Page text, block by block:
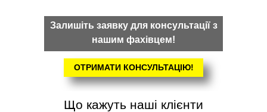
ОТРИМАТИ КОНСУЛЬТАЦІЮ!
Залишіть заявку для консультації з
нашим фахівцем!
Що кажуть наші клієнти